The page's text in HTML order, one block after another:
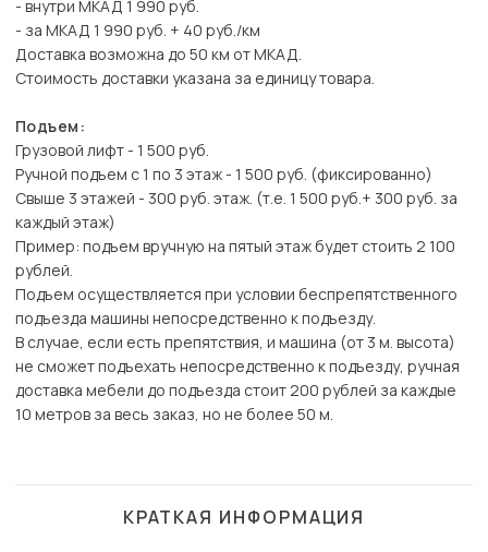
- внутри МКАД 1 990 руб.
- за МКАД 1 990 руб. + 40 руб./км
Доставка возможна до 50 км от МКАД.
Стоимость доставки указана за единицу товара.
Подъем:
Грузовой лифт - 1 500 руб.
Ручной подъем с 1 по 3 этаж - 1 500 руб. (фиксированно)
Свыше 3 этажей - 300 руб. этаж. (т.е. 1 500 руб.+ 300 руб. за
каждый этаж)
Пример: подъем вручную на пятый этаж будет стоить 2 100
рублей.
Подъем осуществляется при условии беспрепятственного
подъезда машины непосредственно к подъезду.
В случае, если есть препятствия, и машина (от 3 м. высота)
не сможет подъехать непосредственно к подъезду, ручная
доставка мебели до подъезда стоит 200 рублей за каждые
10 метров за весь заказ, но не более 50 м.
КРАТКАЯ ИНФОРМАЦИЯ